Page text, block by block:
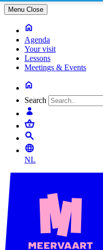
Menu Close
Agenda
Your visit
Lessons
Meetings & Events
Search
NL